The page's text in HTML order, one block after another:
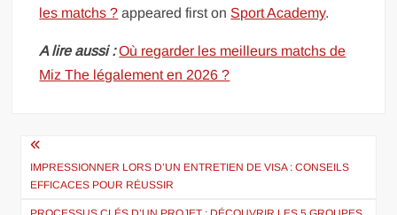
les matchs ? appeared first on Sport Academy.
A lire aussi : Où regarder les meilleurs matchs de
Miz The légalement en 2026 ?
Navigation
de
l’article
IMPRESSIONNER LORS D’UN ENTRETIEN DE VISA : CONSEILS
EFFICACES POUR RÉUSSIR